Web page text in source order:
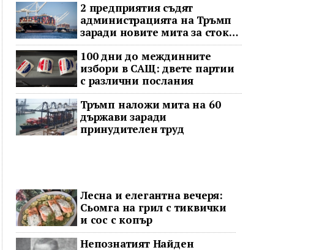
2 предприятия съдят
администрацията на Тръмп
заради новите мита за стоки
с принудителен труд
100 дни до междинните
избори в САЩ: двете партии
с различни послания
Тръмп наложи мита на 60
държави заради
принудителен труд
Лесна и елегантна вечеря:
Сьомга на грил с тиквички
и сос с копър
Непознатият Найден